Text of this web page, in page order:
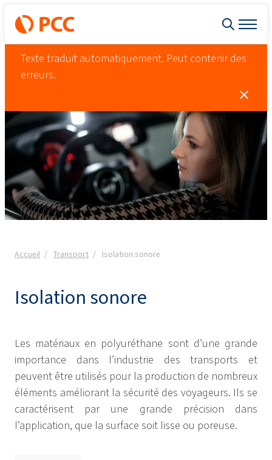
Texte traduit automatiquement. Peut contenir des
erreurs.
Accueil Transport Isolation sonore
Isolation sonore
Les matériaux en polyuréthane sont d’une grande
importance dans l’industrie des transports et
peuvent être utilisés pour la production de nombreux
éléments améliorant la sécurité des voyageurs. Ils se
caractérisent par une grande précision dans
l’application, que la surface soit lisse ou poreuse.